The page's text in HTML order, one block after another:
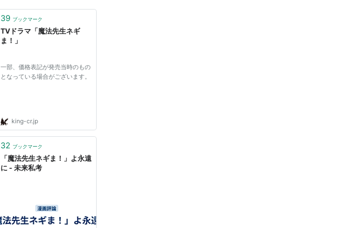
39 ブックマーク
TVドラマ「魔法先生ネギ
ま！」
一部、価格表記が発売当時のもの
となっている場合がございます。
king-cr.jp
32 ブックマーク
「魔法先生ネギま！」よ永遠
に - 未来私考